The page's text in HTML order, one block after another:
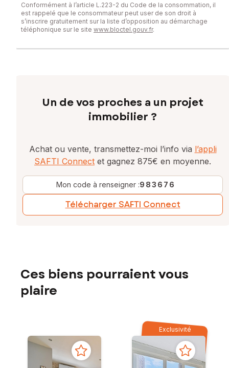
Conformément à l’article L.223-2 du Code de la consommation, il
est rappelé que le consommateur peut user de son droit à
s’inscrire gratuitement sur la liste d’opposition au démarchage
téléphonique sur le site www.bloctel.gouv.fr.
Un de vos proches a un projet
immobilier ?
Achat ou vente, transmettez-moi l’info via l’appli
SAFTI Connect et gagnez 875€ en moyenne.
Mon code à renseigner :983676
Télécharger SAFTI Connect
Ces biens pourraient vous
plaire
Exclusivité